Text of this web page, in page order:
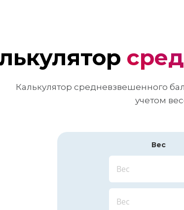
Калькулятор средневзвешенного
учетом
Вес